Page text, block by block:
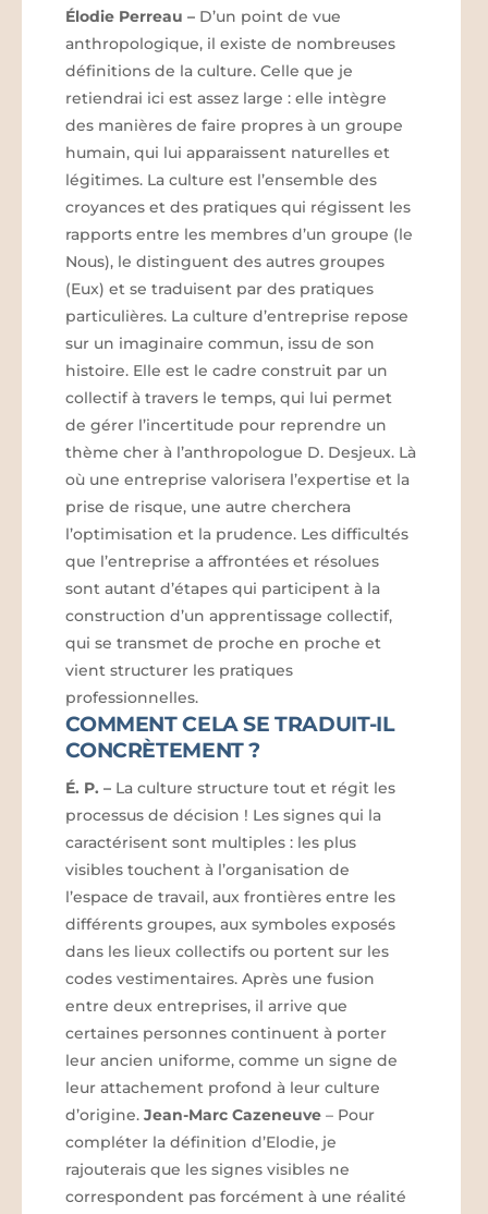
Élodie Perreau – D’un point de vue
anthropologique, il existe de nombreuses
définitions de la culture. Celle que je
retiendrai ici est assez large : elle intègre
des manières de faire propres à un groupe
humain, qui lui apparaissent naturelles et
légitimes. La culture est l’ensemble des
croyances et des pratiques qui régissent les
rapports entre les membres d’un groupe (le
Nous), le distinguent des autres groupes
(Eux) et se traduisent par des pratiques
particulières. La culture d’entreprise repose
sur un imaginaire commun, issu de son
histoire. Elle est le cadre construit par un
collectif à travers le temps, qui lui permet
de gérer l’incertitude pour reprendre un
thème cher à l’anthropologue D. Desjeux. Là
où une entreprise valorisera l’expertise et la
prise de risque, une autre cherchera
l’optimisation et la prudence. Les difficultés
que l’entreprise a affrontées et résolues
sont autant d’étapes qui participent à la
construction d’un apprentissage collectif,
qui se transmet de proche en proche et
vient structurer les pratiques
professionnelles.
COMMENT CELA SE TRADUIT-IL
CONCRÈTEMENT ?
É. P. – La culture structure tout et régit les
processus de décision ! Les signes qui la
caractérisent sont multiples : les plus
visibles touchent à l’organisation de
l’espace de travail, aux frontières entre les
différents groupes, aux symboles exposés
dans les lieux collectifs ou portent sur les
codes vestimentaires. Après une fusion
entre deux entreprises, il arrive que
certaines personnes continuent à porter
leur ancien uniforme, comme un signe de
leur attachement profond à leur culture
d’origine.Jean-Marc Cazeneuve – Pour
compléter la définition d’Elodie, je
rajouterais que les signes visibles ne
correspondent pas forcément à une réalité